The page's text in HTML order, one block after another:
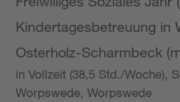
Kindertagesbetreuung in
Osterholz-Scharmbeck
in Vollzeit (38,5 Std./Woche),
Worpswede, Worpswede